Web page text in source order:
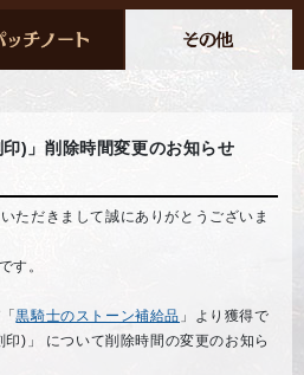
印)」削除時間変更のお知らせ
ただきまして誠にありがとうございま
す。
黒騎士のストーン補給品 」より獲得で
)」 について削除時間の変更のお知ら